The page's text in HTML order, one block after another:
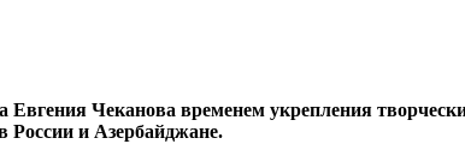
Евгения Чеканова временем укрепления
России и Азербайджане.